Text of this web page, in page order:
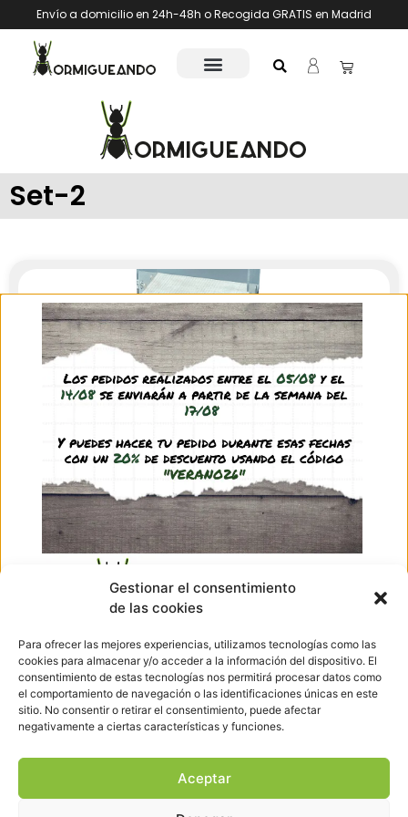
Gestionar el consentimiento
de las cookies
Para ofrecer las mejores experiencias, utilizamos tecnologías como las
cookies para almacenar y/o acceder a la información del dispositivo. El
consentimiento de estas tecnologías nos permitirá procesar datos como
el comportamiento de navegación o las identificaciones únicas en este
sitio. No consentir o retirar el consentimiento, puede afectar
negativamente a ciertas características y funciones.
Aceptar
Envío a domicilio en 24h-48h o Recogida GRATIS en Madrid
Set-2
Kit Natur-Magnet (set completo)
65,95
See product
Ir arriba
Hormigueando © Copyright 2023. Diseño web realizado por
656 582 507
info@hormigueando.com
Tres Cantos (Madrid)
Envíos y Devoluciones
Política de privacidad